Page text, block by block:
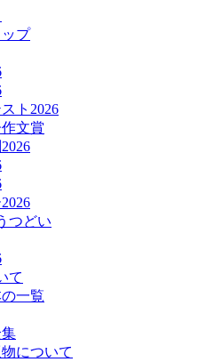
プ
ト2026
文賞
つどい
て
一覧
について